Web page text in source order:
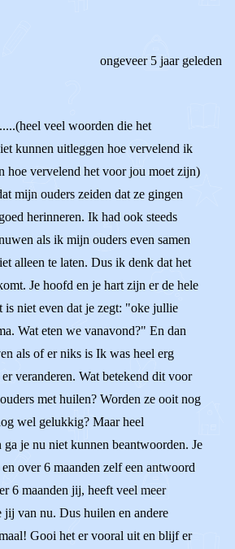
ongeveer 5 jaar geleden
veel woorden die het
kunnen uitleggen hoe vervelend ik
hoe vervelend het voor jou moet zijn)
mijn ouders zeiden dat ze gingen
herinneren. Ik had ook steeds
als ik mijn ouders even samen
alleen te laten. Dus ik denk dat het
Je hoofd en je hart zijn er de hele
is niet even dat je zegt: "oke jullie
Wat eten we vanavond?" En dan
als of er niks is Ik was heel erg
veranderen. Wat betekend dit voor
met huilen? Worden ze ooit nog
wel gelukkig? Maar heel
je nu niet kunnen beantwoorden. Je
over 6 maanden zelf een antwoord
6 maanden jij, heeft veel meer
jij van nu. Dus huilen en andere
Gooi het er vooral uit en blijf er